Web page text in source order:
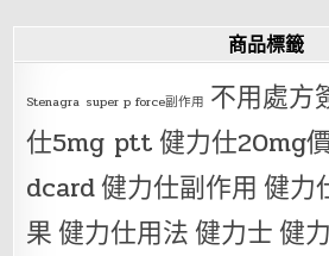
商品標籤
Stenagra super p force副作用 不用處方
仕5mg ptt健力仕20mg
dcard健力仕副作用 健力
果健力仕用法健力士健